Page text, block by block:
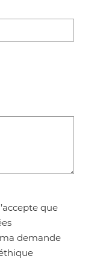
que
demande